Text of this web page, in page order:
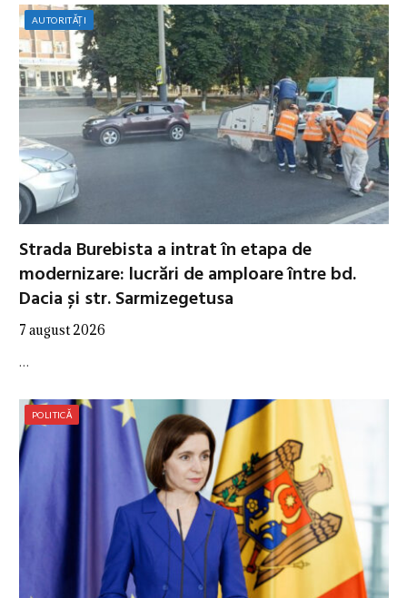
AUTORITĂȚI
Strada Burebista a intrat în etapa de
modernizare: lucrări de amploare între bd.
Dacia și str. Sarmizegetusa
7 august 2026
…
POLITICĂ